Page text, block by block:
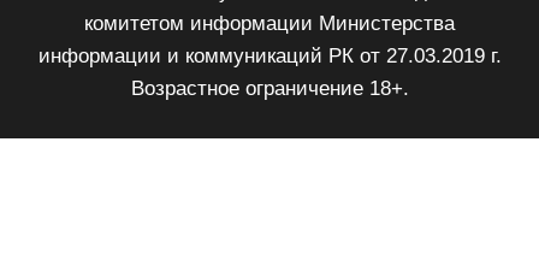
комитетом информации Министерства
информации и коммуникаций РК от 27.03.2019 г.
Возрастное ограничение 18+.